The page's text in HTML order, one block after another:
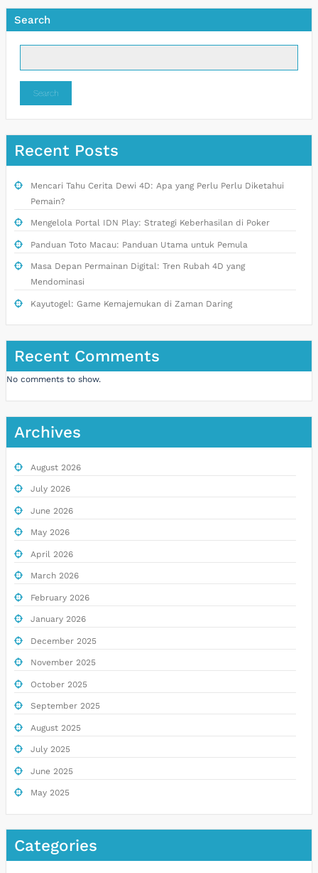
Search
Search
Recent Posts
Mencari Tahu Cerita Dewi 4D: Apa yang Perlu Perlu Diketahui
Pemain?
Mengelola Portal IDN Play: Strategi Keberhasilan di Poker
Panduan Toto Macau: Panduan Utama untuk Pemula
Masa Depan Permainan Digital: Tren Rubah 4D yang
Mendominasi
Kayutogel: Game Kemajemukan di Zaman Daring
Recent Comments
No comments to show.
Archives
August 2026
July 2026
June 2026
May 2026
April 2026
March 2026
February 2026
January 2026
December 2025
November 2025
October 2025
September 2025
August 2025
July 2025
June 2025
May 2025
Categories